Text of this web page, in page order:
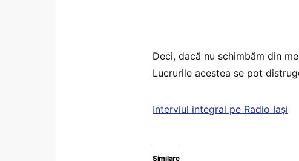
Deci, dacă nu schimbăm din
Lucrurile acestea se pot
Interviul integral pe Radio Iași
Similare